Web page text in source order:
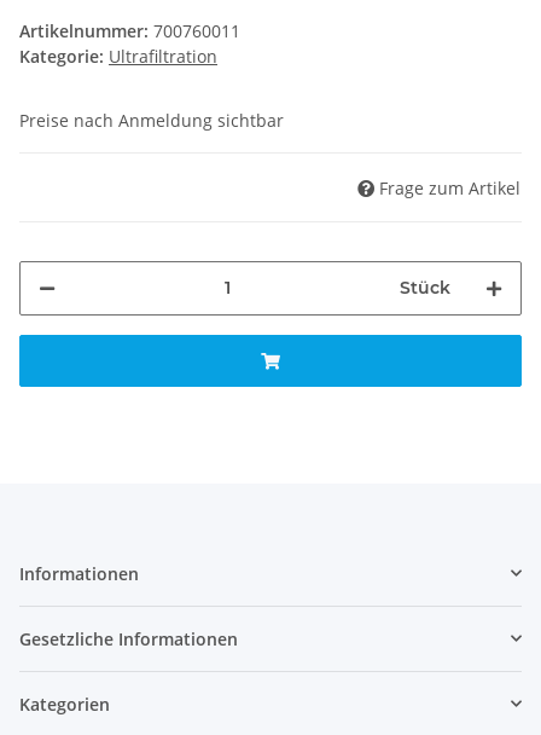
Artikelnummer: 700760011
Kategorie: Ultrafiltration
Preise nach Anmeldung sichtbar
Frage zum Artikel
Stück
Informationen
Gesetzliche Informationen
Kategorien